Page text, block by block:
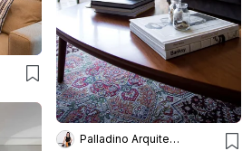
Palladino Arquitetura